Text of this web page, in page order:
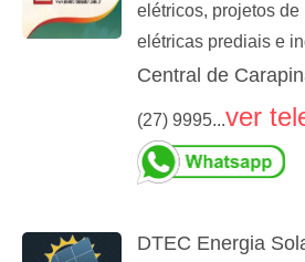
elétricos, projetos
elétricas prediais e
Central de
(27) 9995...ver
DTEC Energia